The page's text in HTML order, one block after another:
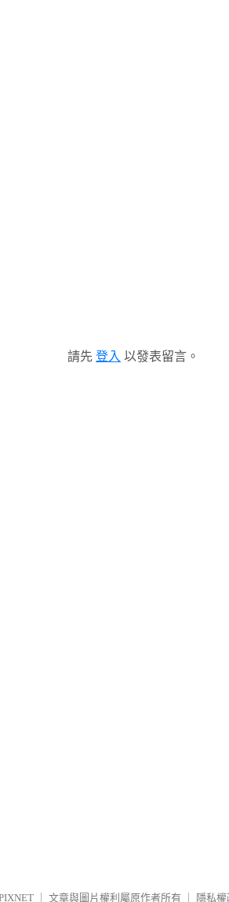
請先 登入 以發表留言。
文章與圖片權利屬原作者所有 隱私